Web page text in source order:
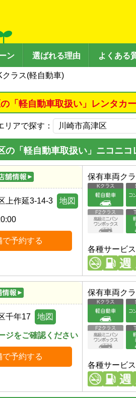
ン 選ばれる理由 よくある
クラス(軽自動車)
「軽自動車取扱い」レンタカ
リアで探す：
の「軽自動車取扱い」ニコニ
上作延3-14-3 地図
で予約する
保有車両ク
各種サービス
千年17 地図
ジをご確認ください
で予約する
保有車両ク
各種サービス